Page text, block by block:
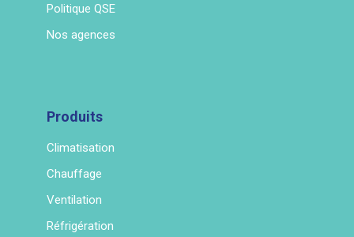
Politique QSE
Nos agences
Produits
Climatisation
Chauffage
Ventilation
Réfrigération